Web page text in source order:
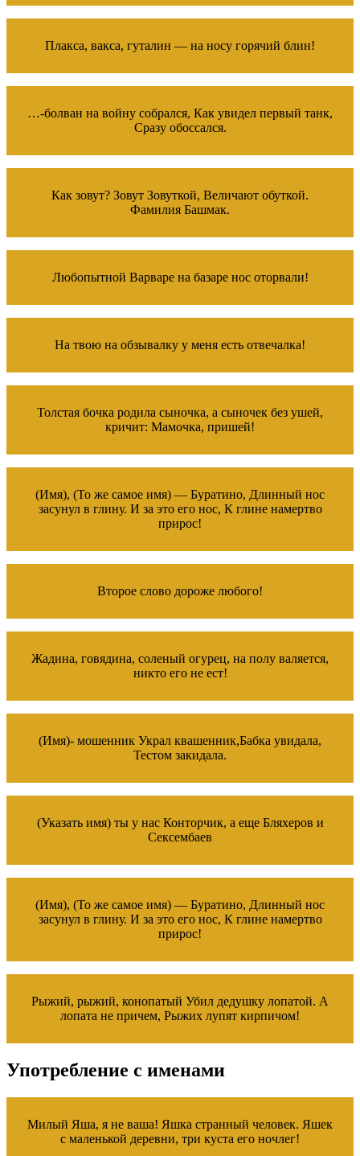
Плакса, вакса, гуталин — на носу горячий блин!
…-болван на войну собрался, Как увидел первый танк,
Сразу обоссался.
Как зовут? Зовут Зовуткой, Величают обуткой.
Фамилия Башмак.
Любопытной Варваре на базаре нос оторвали!
На твою на обзывалку у меня есть отвечалка!
Толстая бочка родила сыночка, а сыночек без ушей,
кричит: Мамочка, пришей!
(Имя), (То же самое имя) — Буратино, Длинный нос
засунул в глину. И за это его нос, К глине намертво
прирос!
Второе слово дороже любого!
Жадина, говядина, соленый огурец, на полу валяется,
никто его не ест!
(Имя)- мошенник Украл квашенник,Бабка увидала,
Тестом закидала.
(Указать имя) ты у нас Конторчик, а еще Бляхеров и
Сексембаев
(Имя), (То же самое имя) — Буратино, Длинный нос
засунул в глину. И за это его нос, К глине намертво
прирос!
Рыжий, рыжий, конопатый Убил дедушку лопатой. А
лопата не причем, Рыжих лупят кирпичом!
Употребление с именами
Милый Яша, я не ваша! Яшка странный человек. Яшек
с маленькой деревни, три куста его ночлег!